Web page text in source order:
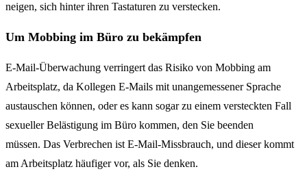
neigen, sich hinter ihren Tastaturen zu verstecken.
Um Mobbing im Büro zu bekämpfen
E-Mail-Überwachung verringert das Risiko von Mobbing am
Arbeitsplatz, da Kollegen E-Mails mit unangemessener Sprache
austauschen können, oder es kann sogar zu einem versteckten Fall
sexueller Belästigung im Büro kommen, den Sie beenden
müssen. Das Verbrechen ist E-Mail-Missbrauch, und dieser kommt
am Arbeitsplatz häufiger vor, als Sie denken.